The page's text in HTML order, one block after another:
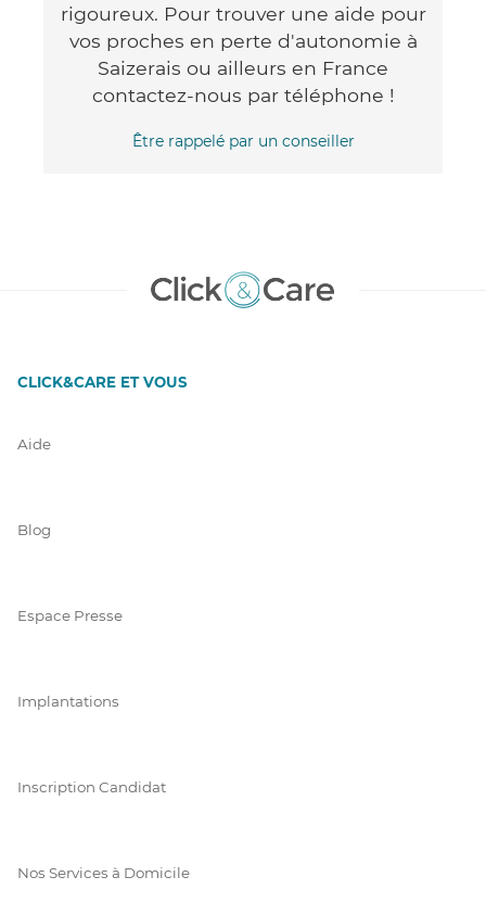
rigoureux. Pour trouver une aide pour
vos proches en perte d'autonomie à
Saizerais ou ailleurs en France
contactez-nous par téléphone !
Être rappelé par un conseiller
CLICK&CARE ET VOUS
Aide
Blog
Espace Presse
Implantations
Inscription Candidat
Nos Services à Domicile